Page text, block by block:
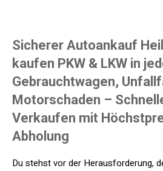
Sicherer Autoankauf
kaufen PKW & LKW in
Gebrauchtwagen,
Motorschaden –
Verkaufen mit
Abholung
Du stehst vor der Herausforderung,